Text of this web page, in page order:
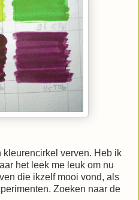
kleurencirkel verven. Heb ik
het leek me leuk om nu
die ikzelf mooi vond, als
Zoeken naar de